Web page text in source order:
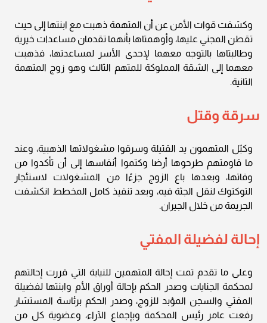
وكشفت قوات الأمن عن أن المتهمة ذهبت مع ابنتها إلى حيث
تقطن المجني عليها، وأوهمتاها بأنهما تقدمان مساعدات خيرية
وطالبتاها بالتوجه معهما لإحدى الأسر لمساعدتها، فذهبت
معهما إلى الشقة المملوكة للمتهم الثالث وهو زوج المتهمة
الثانية.
سرقة وقتل
وكبّل المتهمون يد القتيلة وسرقوا مشغولاتها الذهبية، وعند
ما قاومتهم طرحوها أرضا وكتموا أنفاسها إلى أن تأكدوا من
وفاتها، وبعدها باع الزوج جزءًا من المشغولات لاستئجار
التوكتوك لنقل الجثة فيه، وبعد تنفيذ كامل المخطط انكشفت
الجريمة من خلال الجيران.
إحالة لفضيلة المفتي
وعلى ما تقدم تمت إحالة المتهمين للنيابة التي قررت إحالتهم
لمحكمة الجنايات وصدر الحكم بإحالة أوراق الأم وابنتها لفضيلة
المفتي والسجن المؤبد للزوج، وصدر الحكم برئاسة المستشار
رفعت عامر رئيس المحكمة وبإجماع الآراء، وعضوية كل من